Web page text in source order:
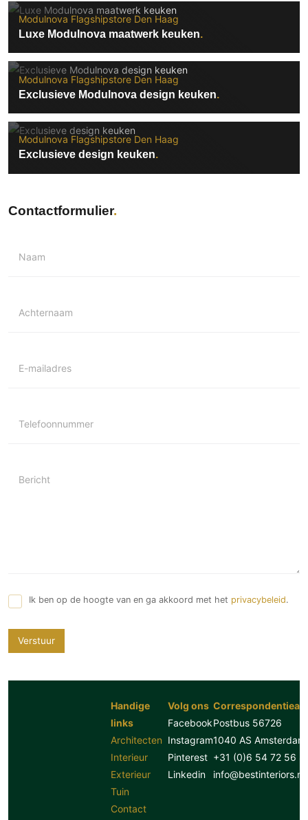
Modulnova Flagshipstore Den Haag
Luxe Modulnova maatwerk keuken
Modulnova Flagshipstore Den Haag
Exclusieve Modulnova design keuken
Modulnova Flagshipstore Den Haag
Exclusieve design keuken
Contactformulier
Naam
Achternaam
E-mailadres
Telefoonnummer
Bericht
Ik ben op de hoogte van en ga akkoord met het privacybeleid.
Verstuur
Handige
links
Architecten
Interieur
Exterieur
Tuin
Contact
Volg ons
Facebook
Instagram
Pinterest
Linkedin
Postbus 56726
1040 AS Amsterdam
+31 (0)6 54 72 56
info@bestinteriors.nl